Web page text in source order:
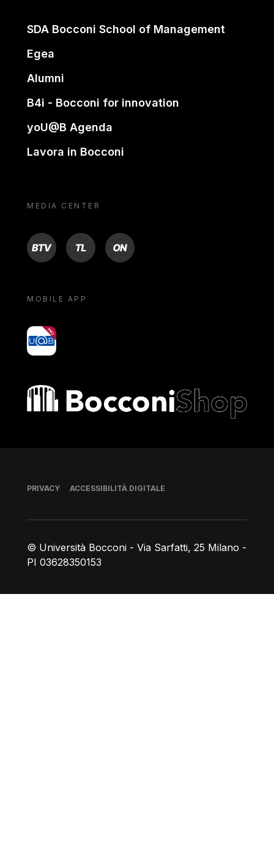
SDA Bocconi School of Management
Egea
Alumni
B4i - Bocconi for innovation
yoU@B Agenda
Lavora in Bocconi
MEDIA CENTER
BTV TL ON
MOBILE APP
yoU@B
Bocconi shop
© Università Bocconi - Via Sarfatti, 25 Milano -
PI 03628350153
Piè di pagina
PRIVACY ACCESSIBILITÀ DIGITALE